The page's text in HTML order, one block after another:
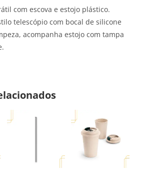
com escova e estojo plástico.
telescópio com bocal de silicone
acompanha estojo com tampa